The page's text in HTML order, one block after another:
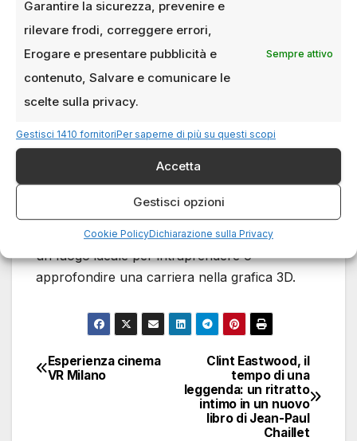
Garantire la sicurezza, prevenire e
rilevare frodi, correggere errori,
Erogare e presentare pubblicità e
contenuto, Salvare e comunicare le
scelte sulla privacy.
Sempre attivo
Gestisci 1410 fornitoriPer saperne di più su questi scopi
Accetta
Gestisci opzioni
Cookie PolicyDichiarazione sulla Privacy
lo rende uno strumento potente per
professionisti che cercano soluzioni complete
per i loro progetti.
Conclusione
Milano offre un’ampia gamma di opportunità
per chi desidera formarsi in
corsi adatti a diversi livelli di esperienza e ambiti
professionali. La combinazione di istituzioni di
qualità e un mercato in crescita rende la città
un luogo ideale per intraprendere o
approfondire una carriera nella grafica 3D.
Navigazione
Clint Eastwood, il
tempo di una
leggenda: un ritratto
intimo in un nuovo
libro di Jean-Paul
Chaillet
Esperienza cinema
VR Milano